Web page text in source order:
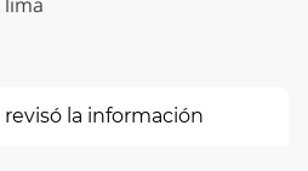
la información